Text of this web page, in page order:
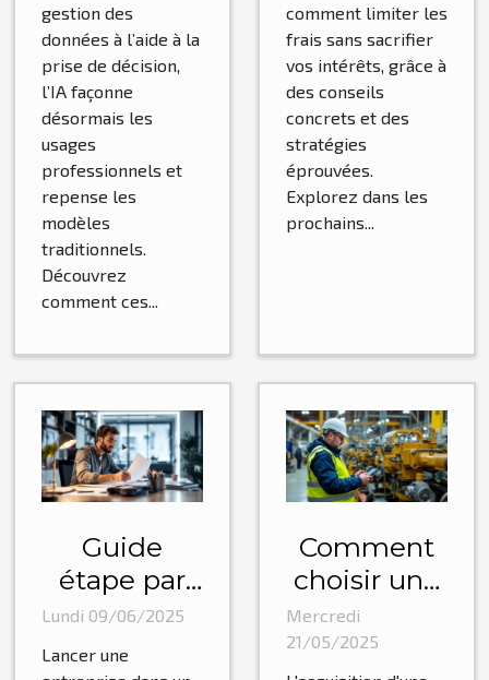
gestion des
données à l’aide à la
prise de décision,
l’IA façonne
désormais les
usages
professionnels et
repense les
modèles
traditionnels.
Découvrez
comment ces...
comment limiter les
frais sans sacrifier
vos intérêts, grâce à
des conseils
concrets et des
stratégies
éprouvées.
Explorez dans les
prochains...
Guide
étape par
étape pour
lancer votre
Lundi 09/06/2025
Lancer une
Comment
choisir une
machine-
outil
Mercredi
21/05/2025